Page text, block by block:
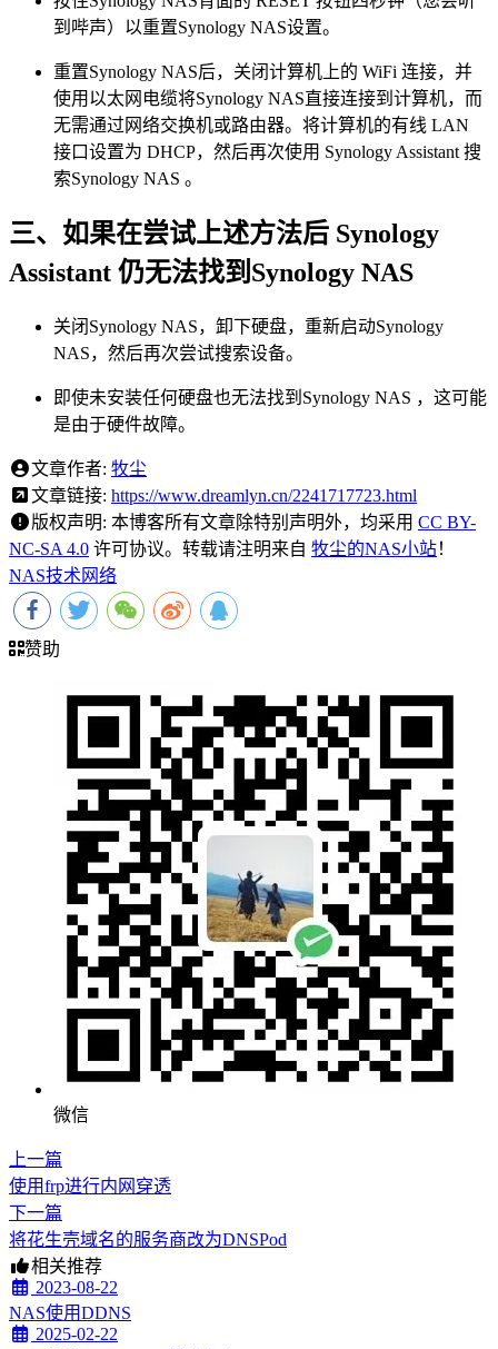
到哔声）以重置Synology NAS设置。
重置Synology NAS后，关闭计算机上的 WiFi 连接，并
使用以太网电缆将Synology NAS直接连接到计算机，而
无需通过网络交换机或路由器。将计算机的有线 LAN
接口设置为 DHCP，然后再次使用 Synology Assistant 搜
索Synology NAS 。
三、如果在尝试上述方法后 Synology
Assistant 仍无法找到Synology NAS
关闭Synology NAS，卸下硬盘，重新启动Synology
NAS，然后再次尝试搜索设备。
即使未安装任何硬盘也无法找到Synology NAS ，这可能
是由于硬件故障。
文章作者: 牧尘
文章链接: https://www.dreamlyn.cn/2241717723.html
版权声明: 本博客所有文章除特别声明外，均采用 CC BY-
NC-SA 4.0 许可协议。转载请注明来自 牧尘的NAS小站！
NAS技术网络
赞助
微信
上一篇
使用frp进行内网穿透
下一篇
将花生壳域名的服务商改为DNSPod
相关推荐
2023-08-22
NAS使用DDNS
2025-02-22